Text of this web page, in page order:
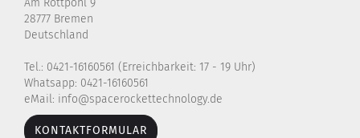
Am Rottpohl 9
28777 Bremen
Deutschland
Tel.: 0421-16160561 (Erreichbarkeit: 17 - 19 Uhr)
Whatsapp: 0421-16160561
eMail: info@spacerockettechnology.de
KONTAKTFORMULAR